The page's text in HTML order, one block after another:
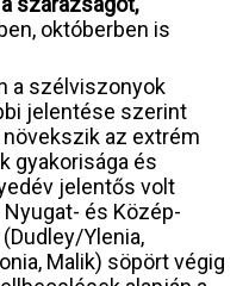
októberben is
a szélviszonyok
jelentése szerint
növekszik az extrém
gyakorisága és
jelentős volt
és Közép-
Ylenia,
Malik) söpört végig